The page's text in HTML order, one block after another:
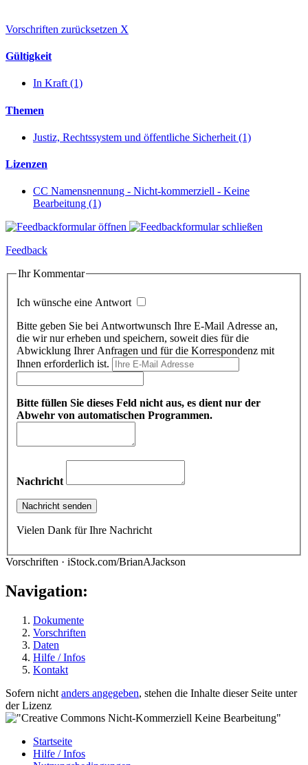
Vorschriften zurücksetzen X
Gültigkeit
In Kraft (1)
Themen
Justiz, Rechtssystem und öffentliche Sicherheit (1)
Lizenzen
CC Namensnennung - Nicht-kommerziell - Keine
Bearbeitung (1)
Feedback
Ihr Kommentar
Ich wünsche eine Antwort
Bitte geben Sie bei Antwortwunsch Ihre E-Mail Adresse an,
die wir nur erheben und speichern, soweit dies für die
Abwicklung Ihrer Anfragen und für die Korrespondenz mit
Ihnen erforderlich ist.
Bitte füllen Sie dieses Feld nicht aus, es dient nur der
Abwehr von automatischen Programmen.
Nachricht
Vielen Dank für Ihre Nachricht
Vorschriften · iStock.com/BrianAJackson
Navigation:
Dokumente
Vorschriften
Daten
Hilfe / Infos
Kontakt
Sofern nicht anders angegeben, stehen die Inhalte dieser Seite unter
der Lizenz
Startseite
Hilfe / Infos